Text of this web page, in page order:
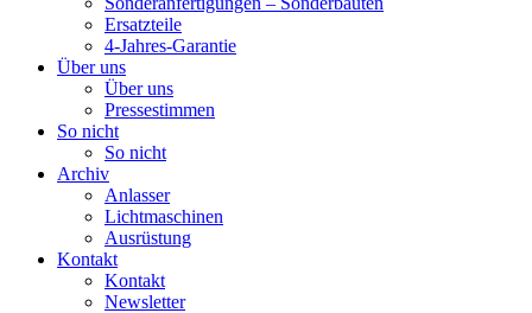
Ersatzteile
4-Jahres-Garantie
Über uns
Über uns
Pressestimmen
So nicht
So nicht
Archiv
Anlasser
Lichtmaschinen
Ausrüstung
Kontakt
Kontakt
Newsletter